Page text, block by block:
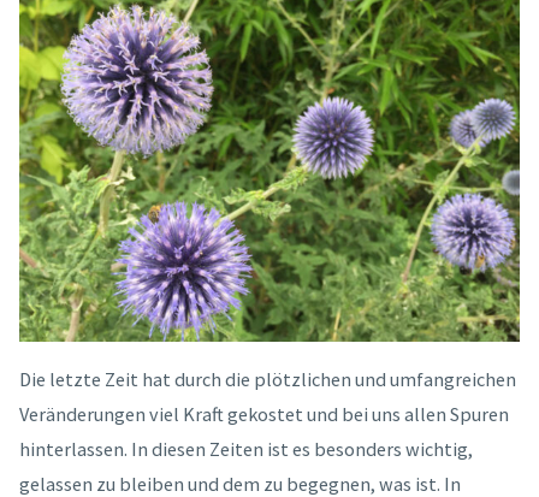
Die letzte Zeit hat durch die plötzlichen und umfangreichen
Veränderungen viel Kraft gekostet und bei uns allen Spuren
hinterlassen. In diesen Zeiten ist es besonders wichtig,
gelassen zu bleiben und dem zu begegnen, was ist. In